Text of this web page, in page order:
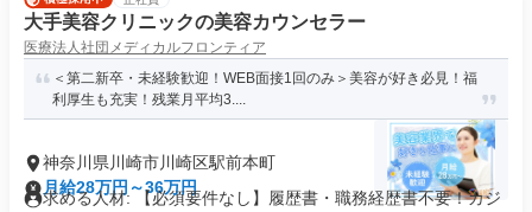
大手美容クリニックの美容カウンセラー
医療法人社団メディカルフロンティア
＜第二新卒・未経験歓迎！WEB面接1回のみ＞美容が好き必見！福
利厚生も充実！残業月平均3....
神奈川県川崎市川崎区駅前本町
月給28万円～36万円
求める人材: 【必須要件なし】履歴書・職務経歴書不要！カジ